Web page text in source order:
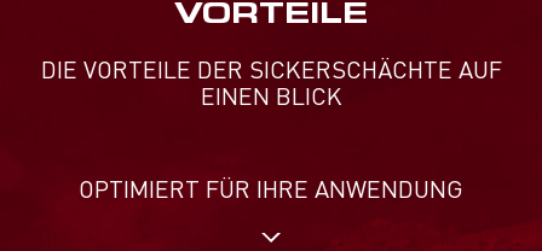
VORTEILE
DIE VORTEILE DER SICKERSCHÄCHTE AUF
EINEN BLICK
OPTIMIERT FÜR IHRE ANWENDUNG